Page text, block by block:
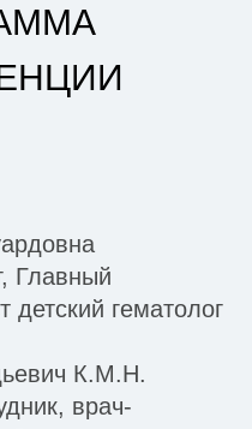
Главный
детский гематолог
К.М.Н.
врач-